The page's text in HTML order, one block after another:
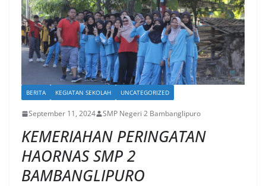
BERITA KEGIATAN SEKOLAH UNCATEGORIZED
September 11, 2024 SMP Negeri 2 Bambanglipuro
KEMERIAHAN PERINGATAN
HAORNAS SMP 2
BAMBANGLIPURO